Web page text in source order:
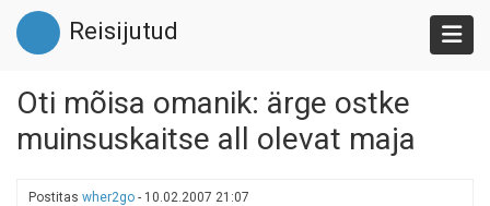
Liigu
edasi
põhisisu
Reisijutud
Oti mõisa omanik: ärge ostke
muinsuskaitse all olevat maja
Postitas wher2go - 10.02.2007 21:07